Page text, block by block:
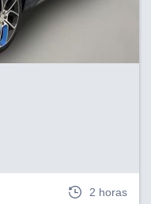
2 horas